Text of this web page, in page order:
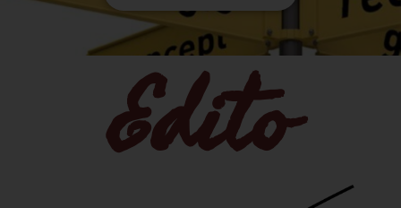
Edito